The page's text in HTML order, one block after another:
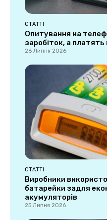
СТАТТІ
Опитування на
заробіток, а платять
26 Липня 2026
СТАТТІ
Виробники
батарейки задля
акумуляторів
25 Липня 2026